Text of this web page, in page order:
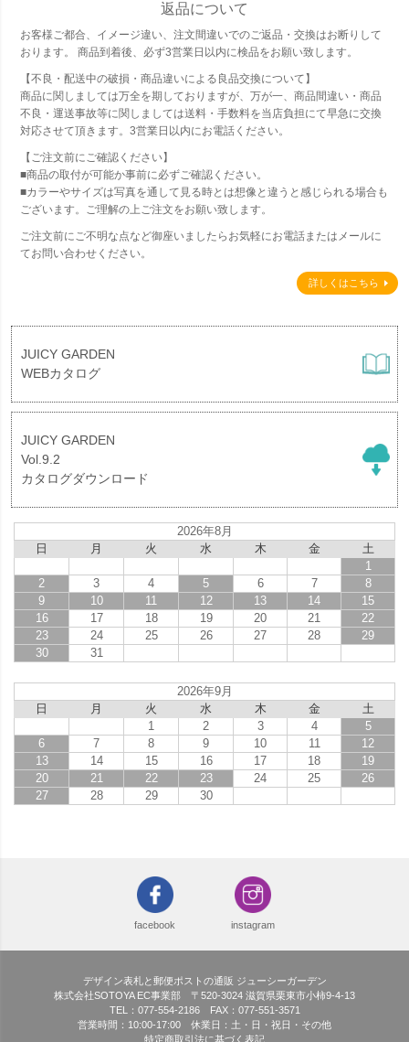
返品について
お客様ご都合、イメージ違い、注文間違いでのご返品・交換はお断りして
おります。 商品到着後、必ず3営業日以内に検品をお願い致します。
【不良・配送中の破損・商品違いによる良品交換について】
商品に関しましては万全を期しておりますが、万が一、商品間違い・商品
不良・運送事故等に関しましては送料・手数料を当店負担にて早急に交換
対応させて頂きます。3営業日以内にお電話ください。
【ご注文前にご確認ください】
■商品の取付が可能か事前に必ずご確認ください。
■カラーやサイズは写真を通して見る時とは想像と違うと感じられる場合も
ございます。ご理解の上ご注文をお願い致します。
ご注文前にご不明な点など御座いましたらお気軽にお電話またはメールに
てお問い合わせください。
詳しくはこちら
JUICY GARDEN
WEBカタログ
JUICY GARDEN
Vol.9.2
カタログダウンロード
2026年8月
日
月 火 水 木 金
土
1
2
3 4 5 6 7
8
9
10 11 12 13 14
15
16
17 18 19 20 21
22
23
24 25 26 27 28
29
30
31
2026年9月
日
月 火 水 木 金
土
1
2 3 4
5
6
7 8 9 10 11
12
13
14 15 16 17 18
19
20
21 22 23 24 25
26
27
28 29 30
facebook instagram
デザイン表札と郵便ポストの通販 ジューシーガーデン
株式会社SOTOYA EC事業部 〒520-3024 滋賀県栗東市小柿9-4-13
TEL：077-554-2186 FAX：077-551-3571
営業時間：10:00-17:00 休業日：土・日・祝日・その他
特定商取引法に基づく表記